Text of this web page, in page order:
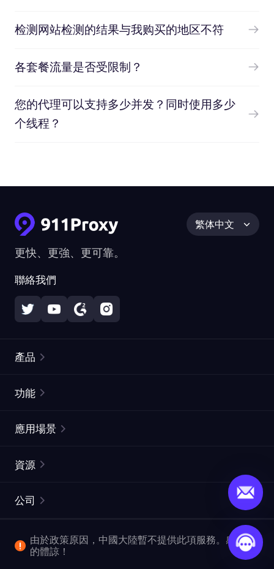
检测网站检测的结果与我购买的地区不符
各套餐流量是否受限制？
您的代理可以支持多少并发？同时使用多少
个线程？
更快、更強、更可靠。
聯絡我們
繁体中文
產品
靜態住宅代理
網頁擷取 API
視頻下載 API
功能
ISP代理
ProxySite
應用場景
市場研究
爬行和索引
資源
常見問題解答
位置
公司
企業服務
由於政策原因，中國大陸暫不提供此項服務。感謝您
的體諒！